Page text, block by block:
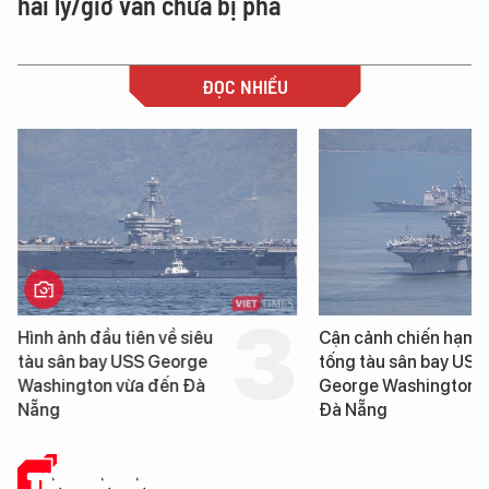
ĐỌC NHIỀU
Hình ảnh đầu tiên về siêu
tàu sân bay USS George
Washington vừa đến Đà
Nẵng
Cận cảnh chiến hạm
tống tàu sân bay USS
George Washington
Đà Nẵng
TIN CÔNG NGHỆ